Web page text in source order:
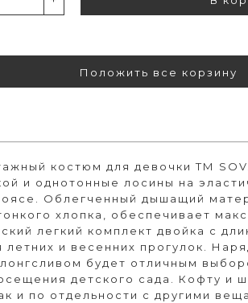
Положить все корзину
костюм для девочки ТМ
и однотонные лосины на
Облегченный дышащий
хлопка, обеспечивает
легкий комплект двойка с
летних и весенних прогулок.
будет отличным
детского сада. Кофту и
и по отдельности с другими